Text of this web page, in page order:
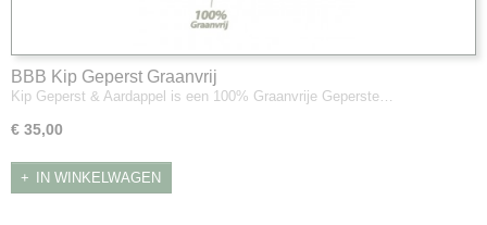
BBB Kip Geperst Graanvrij
Kip Geperst & Aardappel is een 100% Graanvrije Geperste…
€ 35,00
IN WINKELWAGEN